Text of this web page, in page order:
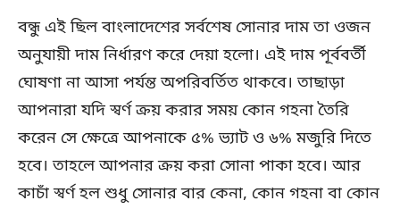
বন্ধু এই ছিল বাংলাদেশের সর্বশেষ সোনার দাম তা ওজন
অনুযায়ী দাম নির্ধারণ করে দেয়া হলো। এই দাম পূর্ববর্তী
ঘোষণা না আসা পর্যন্ত অপরিবর্তিত থাকবে। তাছাড়া
আপনারা যদি স্বর্ণ ক্রয় করার সময় কোন গহনা তৈরি
করেন সে ক্ষেত্রে আপনাকে ৫% ভ্যাট ও ৬% মজুরি দিতে
হবে। তাহলে আপনার ক্রয় করা সোনা পাকা হবে। আর
কাচাঁ স্বর্ণ হল শুধু সোনার বার কেনা, কোন গহনা বা কোন